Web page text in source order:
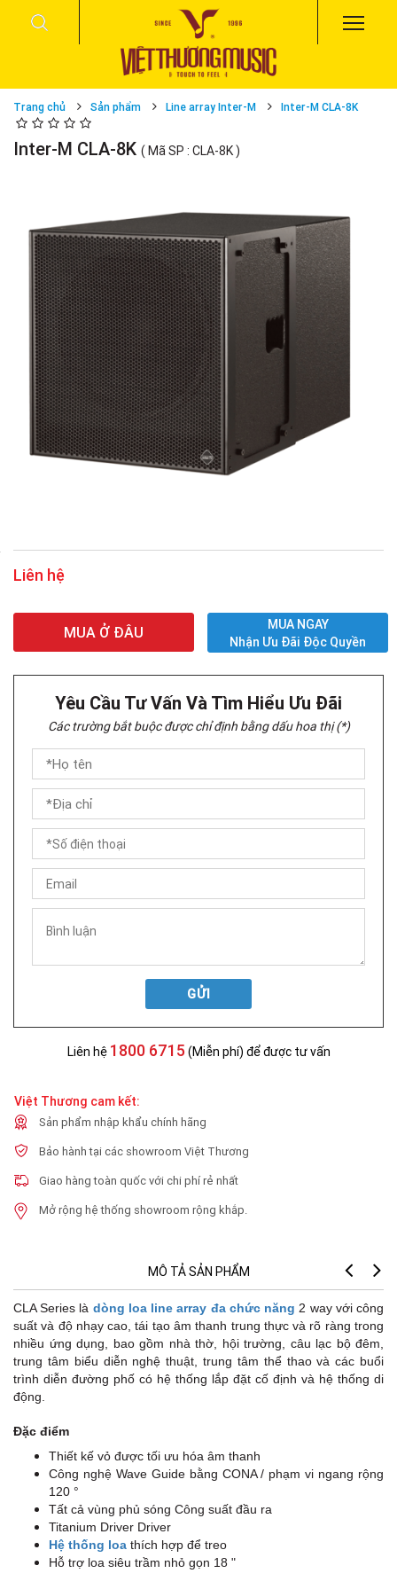
Trang chủ Sản phẩm Line array Inter-M Inter-M CLA-8K
Inter-M CLA-8K ( Mã SP : CLA-8K )
Liên hệ
MUA Ở ĐÂU
MUA NGAY
Nhận Ưu Đãi Độc Quyền
Yêu Cầu Tư Vấn Và Tìm Hiểu Ưu Đãi
Các trường bắt buộc được chỉ định bằng dấu hoa thị (*)
GỬI
Liên hệ 1800 6715 (Miễn phí) để được tư vấn
Việt Thương cam kết:
Sản phẩm nhập khẩu chính hãng
Bảo hành tại các showroom Việt Thương
Giao hàng toàn quốc với chi phí rẻ nhất
Mở rộng hệ thống showroom rộng khắp.
MÔ TẢ SẢN PHẨM
CLA Series là dòng loa line array đa chức năng 2 way với công
suất và độ nhạy cao, tái tạo âm thanh trung thực và rõ ràng trong
nhiều ứng dụng, bao gồm nhà thờ, hội trường, câu lạc bộ đêm,
trung tâm biểu diễn nghệ thuật, trung tâm thể thao và các buổi
trình diễn đường phố có hệ thống lắp đặt cố định và hệ thống di
động.
Đặc điểm
Thiết kế vỏ được tối ưu hóa âm thanh
Công nghệ Wave Guide bằng CONA / phạm vi ngang rộng
120 °
Tất cả vùng phủ sóng Công suất đầu ra
Titanium Driver Driver
Hệ thống loa thích hợp để treo
Hỗ trợ loa siêu trầm nhỏ gọn 18 "